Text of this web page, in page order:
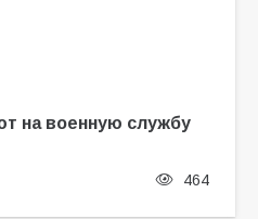
на военную службу
464